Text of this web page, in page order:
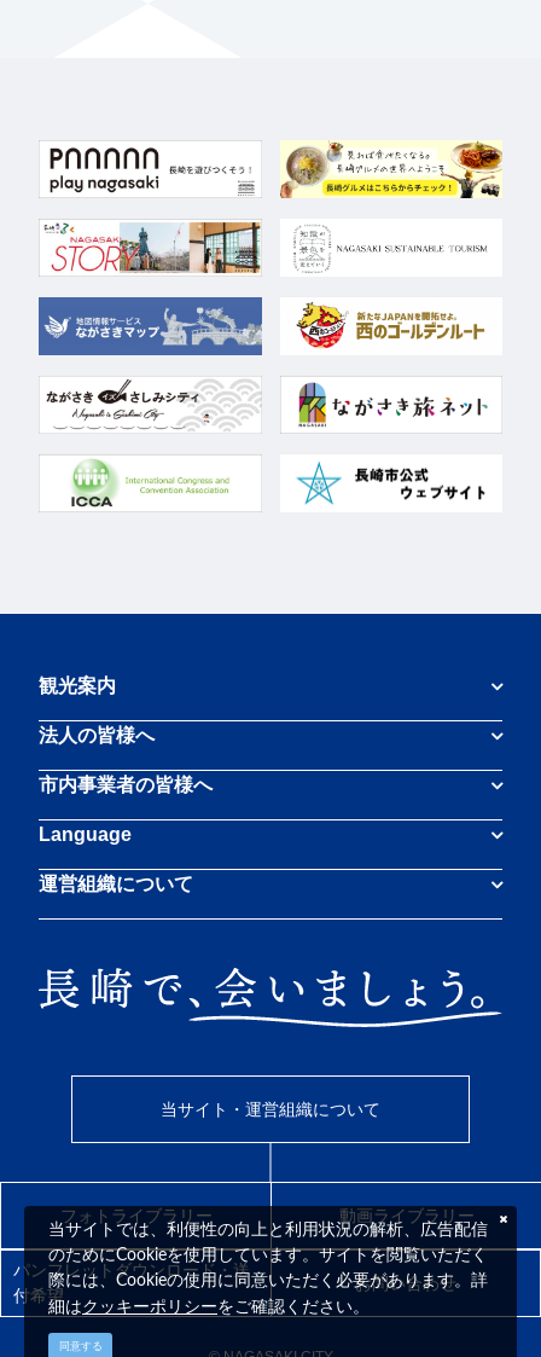
観光案内
法人の皆様へ
市内事業者の皆様へ
Language
運営組織について
当サイト・運営組織について
フォトライブラリー 動画ライブラリー
パンフレットダウンロード・送
付希望
お問い合わせ
当サイトでは、利便性の向上と利用状況の解析、広告配信
のためにCookieを使用しています。サイトを閲覧いただく
際には、Cookieの使用に同意いただく必要があります。詳
細はクッキーポリシーをご確認ください。
同意する